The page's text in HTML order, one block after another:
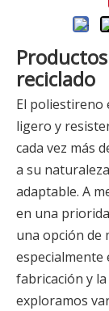
reciclado
El poliestireno
ligero y
cada vez más
a su
adaptable. A
en una
una opción de
especialmente
fabricación y
exploramos